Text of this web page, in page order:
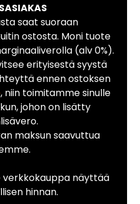
saat suoraan
ostosta. Moni tuote
(alv 0%).
erityisestä syystä
ennen ostoksen
, niin toimitamme sinulle
johon on lisätty
maksun saavuttua
verkkokauppa näyttää
hinnan.